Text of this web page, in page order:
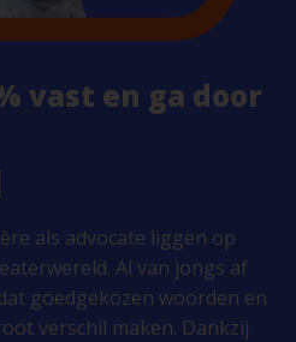
vast en ga door
als advocate liggen op
Al van jongs af
goedgekozen woorden en
verschil maken. Dankzij